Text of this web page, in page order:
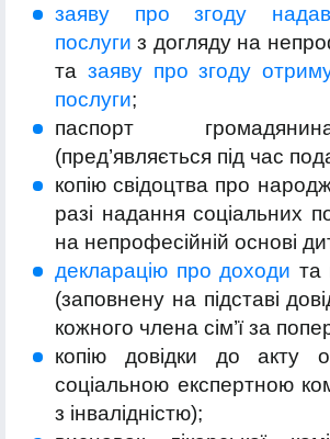
заяву про згоду
послуги з догляду на
та заяву про згоду
послуги;
паспорт
(пред’являється під час
копію свідоцтва про
разі надання соціальних
на непрофесійній основі
декларацію про доходи та
(заповнену на підставі
кожного члена сім’ї за
копію довідки до акту
соціальною експертною
з інвалідністю);